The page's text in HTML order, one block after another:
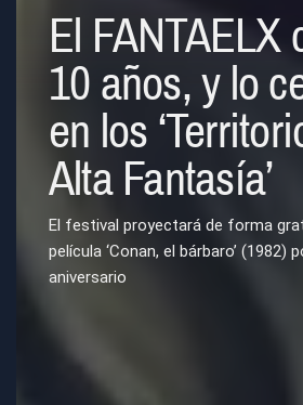
El FANTAELX
10 años, y lo
en los
Alta Fantasía’
El festival proyectará de forma
película ‘Conan, el bárbaro’ (1982)
aniversario